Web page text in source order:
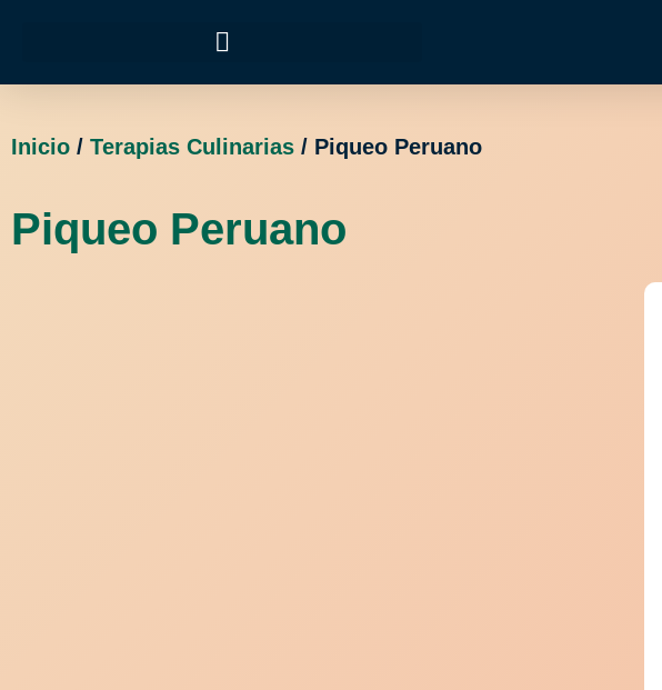
Inicio / Terapias Culinarias / Piqueo Peruano
Piqueo Peruano